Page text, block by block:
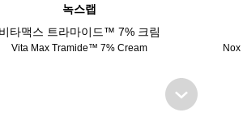
녹스랩
타맥스 트라마이드™ 7% 크림
Vita Max Tramide™ 7% Cream